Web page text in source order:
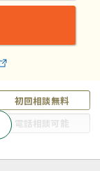
初回相談無料
電話相談可能